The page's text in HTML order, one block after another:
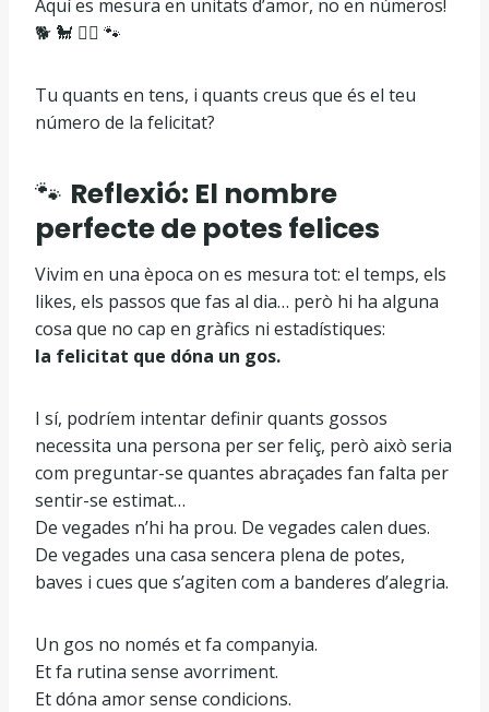
Aquí es mesura en unitats d’amor, no en números!
🐕 🐩 🐕‍🦺 🐾
Tu quants en tens, i quants creus que és el teu
número de la felicitat?
🐾 Reflexió: El nombre
perfecte de potes felices
Vivim en una època on es mesura tot: el temps, els
likes, els passos que fas al dia… però hi ha alguna
cosa que no cap en gràfics ni estadístiques:
la felicitat que dóna un gos.
I sí, podríem intentar definir quants gossos
necessita una persona per ser feliç, però això seria
com preguntar-se quantes abraçades fan falta per
sentir-se estimat…
De vegades n’hi ha prou. De vegades calen dues.
De vegades una casa sencera plena de potes,
baves i cues que s’agiten com a banderes d’alegria.
Un gos no només et fa companyia.
Et fa rutina sense avorriment.
Et dóna amor sense condicions.